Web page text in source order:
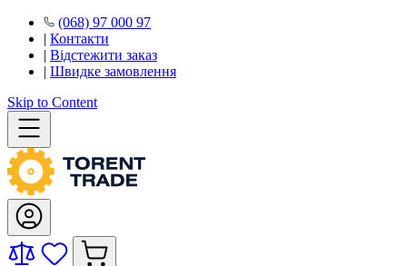
(068) 97 000 97
| Контакти
| Відстежити заказ
| Швидке замовлення
Skip to Content